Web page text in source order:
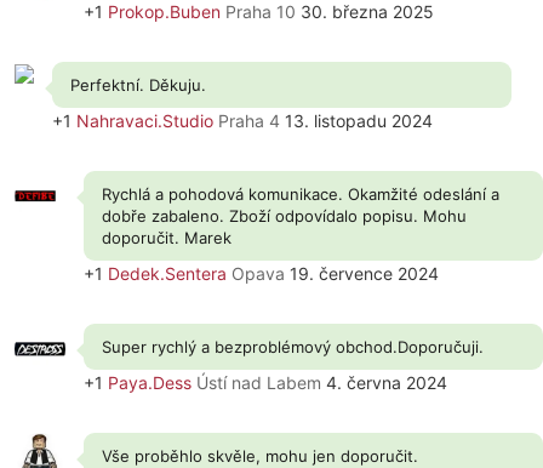
+1 Prokop.Buben Praha 10 30. března 2025
Perfektní. Děkuju.
+1 Nahravaci.Studio Praha 4 13. listopadu 2024
Rychlá a pohodová komunikace. Okamžité odeslání a
dobře zabaleno. Zboží odpovídalo popisu. Mohu
doporučit. Marek
+1 Dedek.Sentera Opava 19. července 2024
Super rychlý a bezproblémový obchod.Doporučuji.
+1 Paya.Dess Ústí nad Labem 4. června 2024
Vše proběhlo skvěle, mohu jen doporučit.